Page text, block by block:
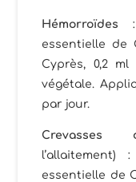
Hémorroïdes :
essentielle de
Cyprès, 0,2
végétale.
par jour.
Crevasses
l’allaitement)
essentielle de